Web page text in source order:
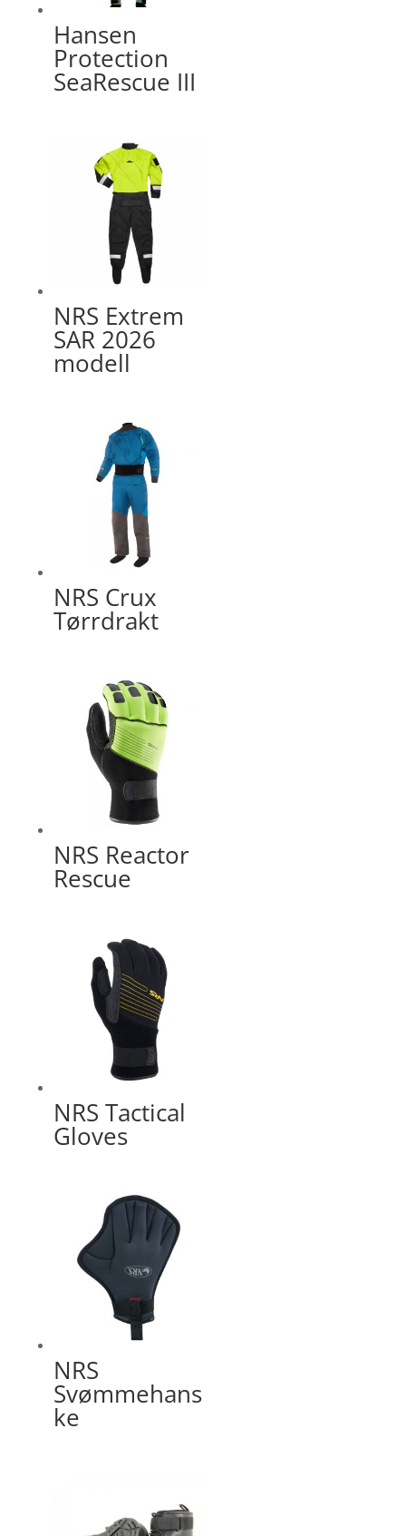
Hansen
Protection
SeaRescue III
NRS Extrem
SAR 2026
modell
NRS Crux
Tørrdrakt
NRS Reactor
Rescue
NRS Tactical
Gloves
NRS
Svømmehans
ke